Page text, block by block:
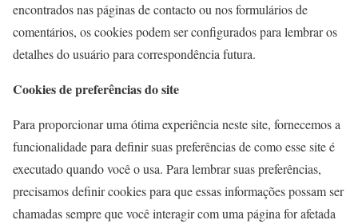
encontrados nas páginas de contacto ou nos formulários de
comentários, os cookies podem ser configurados para lembrar os
detalhes do usuário para correspondência futura.
Cookies de preferências do site
Para proporcionar uma ótima experiência neste site, fornecemos a
funcionalidade para definir suas preferências de como esse site é
executado quando você o usa. Para lembrar suas preferências,
precisamos definir cookies para que essas informações possam ser
chamadas sempre que você interagir com uma página for afetada